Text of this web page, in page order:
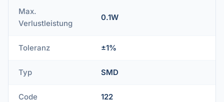
Max.
Verlustleistung
0.1W
Toleranz ±1%
Typ SMD
Code 122